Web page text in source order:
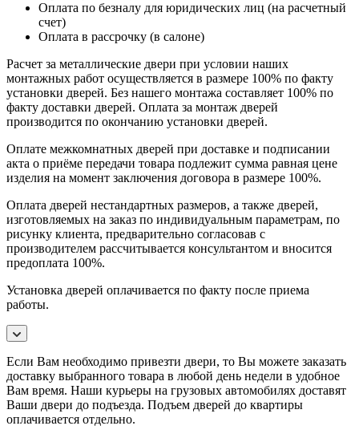
Оплата по безналу для юридических лиц (на расчетный
счет)
Оплата в рассрочку (в салоне)
Расчет за металлические двери при условии наших
монтажных работ осуществляется в размере 100% по факту
установки дверей. Без нашего монтажа составляет 100% по
факту доставки дверей. Оплата за монтаж дверей
производится по окончанию установки дверей.
Оплате межкомнатных дверей при доставке и подписании
акта о приёме передачи товара подлежит сумма равная цене
изделия на момент заключения договора в размере 100%.
Оплата дверей нестандартных размеров, а также дверей,
изготовляемых на заказ по индивидуальным параметрам, по
рисунку клиента, предварительно согласовав с
производителем рассчитывается консультантом и вносится
предоплата 100%.
Установка дверей оплачивается по факту после приема
работы.
Если Вам необходимо привезти двери, то Вы можете заказать
доставку выбранного товара в любой день недели в удобное
Вам время. Наши курьеры на грузовых автомобилях доставят
Ваши двери до подъезда. Подъем дверей до квартиры
оплачивается отдельно.